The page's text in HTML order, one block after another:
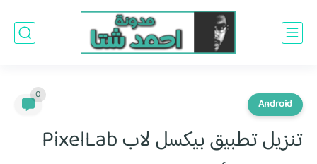
Android
0
تنزيل تطبيق بيكسل لاب PixelLab